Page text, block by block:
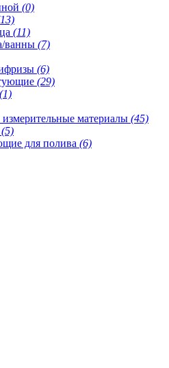
(0)
(11)
ванны (7)
(6)
(29)
(1)
материалы (45)
(5)
для полива (6)